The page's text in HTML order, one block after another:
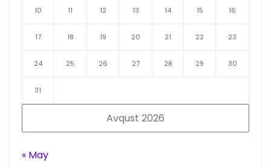
Avqust 2026
10 11 12 13 14 15 16
17 18 19 20 21 22 23
24 25 26 27 28 29 30
31
« May